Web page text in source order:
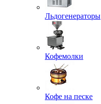
Льдогенераторы
Кофемолки
Кофе на песке